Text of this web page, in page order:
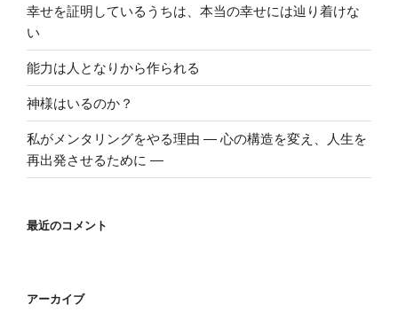
幸せを証明しているうちは、本当の幸せには辿り着けな
い
能力は人となりから作られる
神様はいるのか？
私がメンタリングをやる理由 ― 心の構造を変え、人生を
再出発させるために ―
最近のコメント
アーカイブ